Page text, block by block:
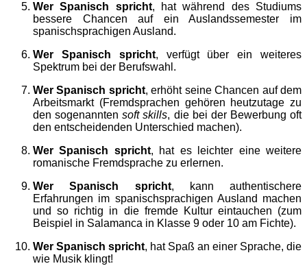
Wer Spanisch spricht, hat während des Studiums
bessere Chancen auf ein Auslandssemester im
spanischsprachigen Ausland.
Wer Spanisch spricht, verfügt über ein weiteres
Spektrum bei der Berufswahl.
Wer Spanisch spricht, erhöht seine Chancen auf dem
Arbeitsmarkt (Fremdsprachen gehören heutzutage zu
den sogenanntensoft skills, die bei der Bewerbung oft
den entscheidenden Unterschied machen).
Wer Spanisch spricht, hat es leichter eine weitere
romanische Fremdsprache zu erlernen.
Wer Spanisch spricht, kann authentischere
Erfahrungen im spanischsprachigen Ausland machen
und so richtig in die fremde Kultur eintauchen (zum
Beispiel in Salamanca in Klasse 9 oder 10 am Fichte).
Wer Spanisch spricht, hat Spaß an einer Sprache, die
wie Musik klingt!